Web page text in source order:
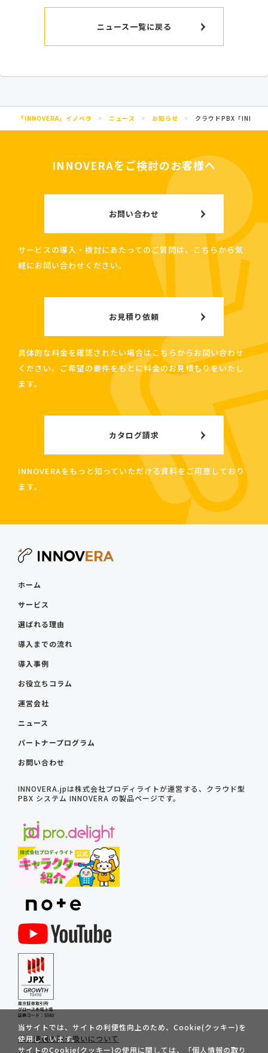
ニュース一覧に戻る
「INNOVERA」イノベラ > ニュース > お知らせ > クラウドPBX「
INNOVERAをご検討のお客様へ
お問い合わせ
サービスの導入・検討にあたってのご質問は、こちらから気
軽にお問い合わせください。
お見積り依頼
具体的な料金を確認されたい場合はこちらからお問い合わせ
ください。ご希望の要件をもとに料金のお見積もりをいたし
ます。
カタログ請求
INNOVERAをもっと知っていただける資料をご用意しており
ます。
ホーム
サービス
選ばれる理由
導入までの流れ
導入事例
お役立ちコラム
運営会社
ニュース
パートナープログラム
お問い合わせ
INNOVERA.jpは株式会社プロディライトが運営する、クラウド型
PBX システム INNOVERA の製品ページです。
個人情報の取り扱いについて
当サイトでは、サイトの利便性向上のため、Cookie(クッキー)を
使用しています。
サイトのCookie(クッキー)の使用に関しては、「個人情報の取り